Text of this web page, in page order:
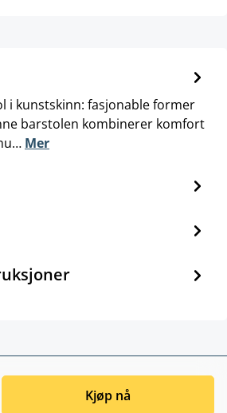
i kunstskinn: fasjonable former
barstolen kombinerer komfort
Mer
Kjøp nå